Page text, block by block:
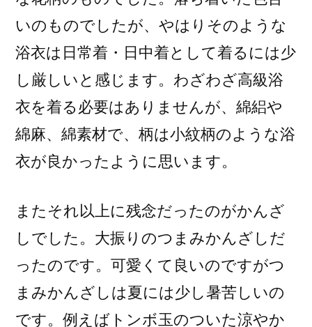
いのものでしたが、やはりそのような
浴衣は日常着・日中着として着るには少
し厳しいと感じます。わざわざ高級浴
衣を着る必要はありませんが、綿絽や
綿麻、綿素材で、柄は小紋柄のような浴
衣が良かったように思います。
またそれ以上に残念だったのがかんざ
しでした。大振りのつまみかんざしだ
ったのです。可愛くて良いのですがつ
まみかんざしは夏には少し暑苦しいの
です。例えばトンボ玉のついた涼やか